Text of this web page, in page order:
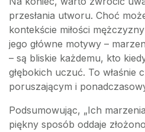
przesłania utworu. Choć
kontekście miłości
jego główne motywy –
– są bliskie każdemu, kto
głębokich uczuć. To właśnie
poruszającym i
Podsumowując, „Ich
piękny sposób oddaje